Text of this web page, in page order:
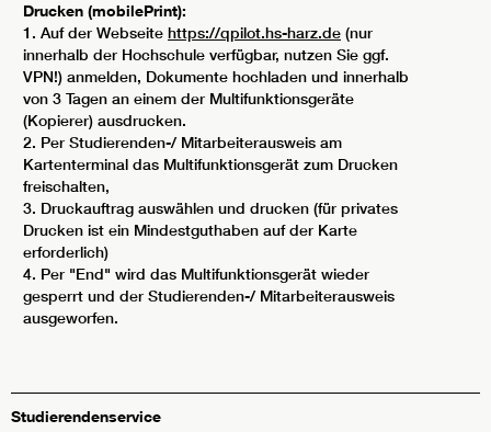
Drucken (mobilePrint):
1. Auf der Webseite https://qpilot.hs-harz.de (nur
innerhalb der Hochschule verfügbar, nutzen Sie ggf.
VPN!) anmelden, Dokumente hochladen und innerhalb
von 3 Tagen an einem der Multifunktionsgeräte
(Kopierer) ausdrucken.
2. Per Studierenden-/ Mitarbeiterausweis am
Kartenterminal das Multifunktionsgerät zum Drucken
freischalten,
3. Druckauftrag auswählen und drucken (für privates
Drucken ist ein Mindestguthaben auf der Karte
erforderlich)
4. Per "End" wird das Multifunktionsgerät wieder
gesperrt und der Studierenden-/ Mitarbeiterausweis
ausgeworfen.
Studierendenservice